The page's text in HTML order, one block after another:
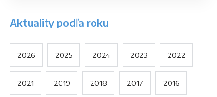
Aktuality podľa roku
2026 2025 2024 2023 2022
2021 2019 2018 2017 2016